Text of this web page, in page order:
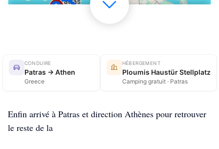
CONDUIRE
Patras → Athen
Greece
HÉBERGEMENT
Ploumis Haustür Stellplatz
Camping gratuit · Patras
Enfin arrivé à Patras et direction Athènes pour retrouver
le reste de la